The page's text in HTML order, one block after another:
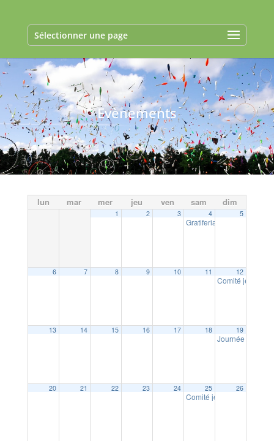
Sélectionner une page
Evènements
lun mar mer jeu ven sam dim
1 2 3 4
Gratiferia de Ma P’tite
5
6 7 8 9 10 11 12
Comité
13 14 15 16 17 18 19
Journée cani
20 21 22 23 24 25
Comité jeunesse et
26